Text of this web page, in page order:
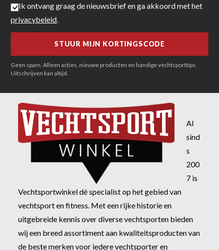
Ik ontvang graag de nieuwsbrief en ga akkoord met het
privacybeleid
Geen spam. Alleen acties, nieuwe producten en handige vechtsporttips.
Uitschrijven kan altijd.
Al
sind
s
200
7 is
Vechtsportwinkel dé specialist op het gebied van
vechtsport en fitness. Met een rijke historie en
uitgebreide kennis over diverse vechtsporten bieden
wij een breed assortiment aan kwaliteitsproducten van
de beste merken voor iedere vechtsporter en